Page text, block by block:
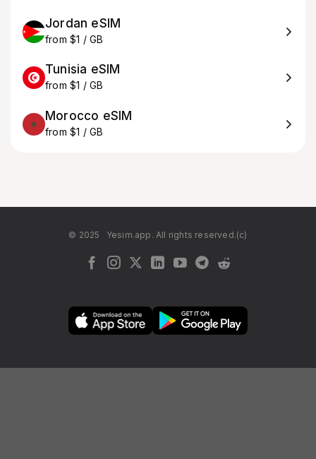
Jordan eSIM
from $1 / GB
Tunisia eSIM
from $1 / GB
Morocco eSIM
from $1 / GB
© 2025 Yesim.app. All rights reserved.(c)